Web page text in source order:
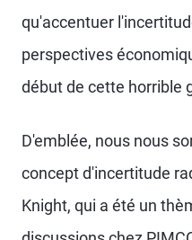
qu'accentuer
perspectives
début de cette horrible
D'emblée, nous nous
concept d'incertitude
Knight, qui a été un